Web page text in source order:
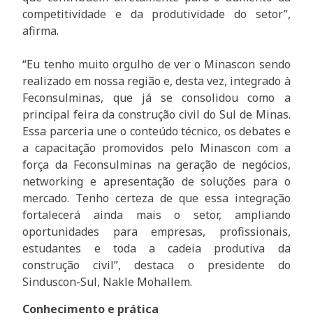
competitividade e da produtividade do setor”,
afirma.
“Eu tenho muito orgulho de ver o Minascon sendo
realizado em nossa região e, desta vez, integrado à
Feconsulminas, que já se consolidou como a
principal feira da construção civil do Sul de Minas.
Essa parceria une o conteúdo técnico, os debates e
a capacitação promovidos pelo Minascon com a
força da Feconsulminas na geração de negócios,
networking e apresentação de soluções para o
mercado. Tenho certeza de que essa integração
fortalecerá ainda mais o setor, ampliando
oportunidades para empresas, profissionais,
estudantes e toda a cadeia produtiva da
construção civil”, destaca o presidente do
Sinduscon-Sul, Nakle Mohallem.
Conhecimento e prática